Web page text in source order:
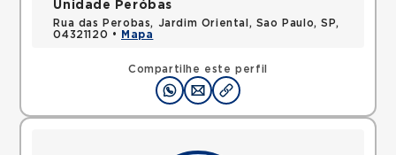
Compartilhe este perfil
Unidade Peróbas
Rua das Perobas, Jardim Oriental, Sao Paulo, SP,
04321120 •
Mapa